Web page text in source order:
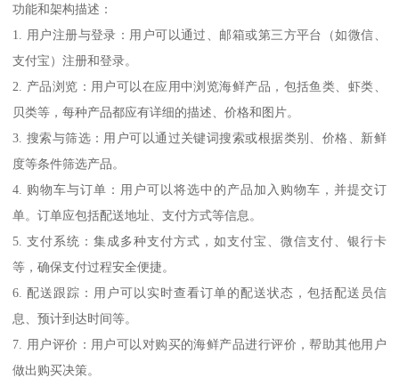
功能和架构描述：
1. 用户注册与登录：用户可以通过、邮箱或第三方平台（如微信、
支付宝）注册和登录。
2. 产品浏览：用户可以在应用中浏览海鲜产品，包括鱼类、虾类、
贝类等，每种产品都应有详细的描述、价格和图片。
3. 搜索与筛选：用户可以通过关键词搜索或根据类别、价格、新鲜
度等条件筛选产品。
4. 购物车与订单：用户可以将选中的产品加入购物车，并提交订
单。订单应包括配送地址、支付方式等信息。
5. 支付系统：集成多种支付方式，如支付宝、微信支付、银行卡
等，确保支付过程安全便捷。
6. 配送跟踪：用户可以实时查看订单的配送状态，包括配送员信
息、预计到达时间等。
7. 用户评价：用户可以对购买的海鲜产品进行评价，帮助其他用户
做出购买决策。